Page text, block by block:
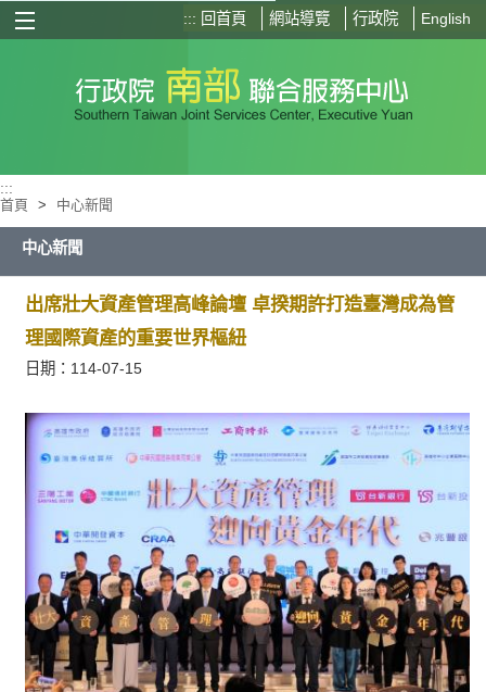
::: 回首頁 網站導覽 行政院 English
選單按鈕
:::
首頁 > 中心新聞
中心新聞
出席壯大資產管理高峰論壇 卓揆期許打造臺灣成為管
理國際資產的重要世界樞紐
日期：114-07-15